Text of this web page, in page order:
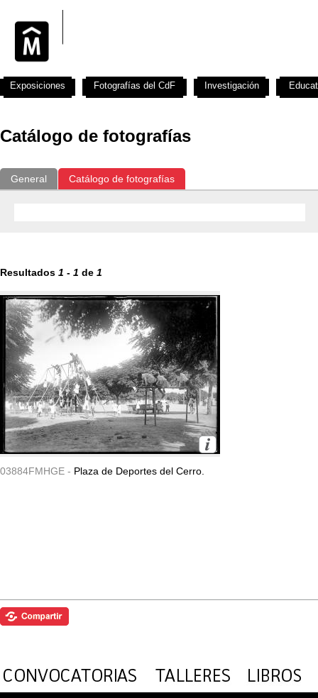
Catálogo de fotografías
General Catálogo de fotografías
Resultados 1 - 1 de 1
03884FMHGE - Plaza de Deportes del Cerro.
Exposiciones Fotografías del CdF Investigación